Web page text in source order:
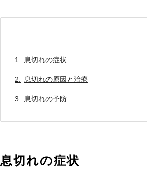
息切れの症状
息切れの原因と治療
息切れの予防
息切れの症状